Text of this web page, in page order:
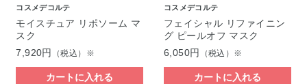
コスメデコルテ
モイスチュア リポソーム マ
スク
7,920円
（税込）※
カートに入れる
コスメデコルテ
フェイシャル リファイニン
グ ピールオフ マスク
6,050円
（税込）※
カートに入れる